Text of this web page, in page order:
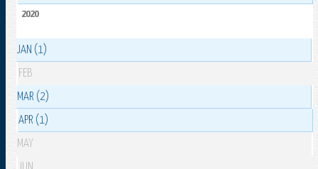
2020
JAN (1)
FEB
MAR (2)
APR (1)
MAY